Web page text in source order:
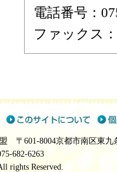
電話番号：
ファックス
〒601-8004京都市南区東九
682-6263
rights Reserved.